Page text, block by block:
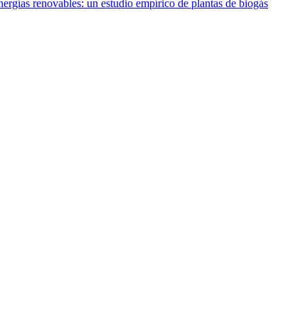
renovables: un estudio empírico de plantas de biogás